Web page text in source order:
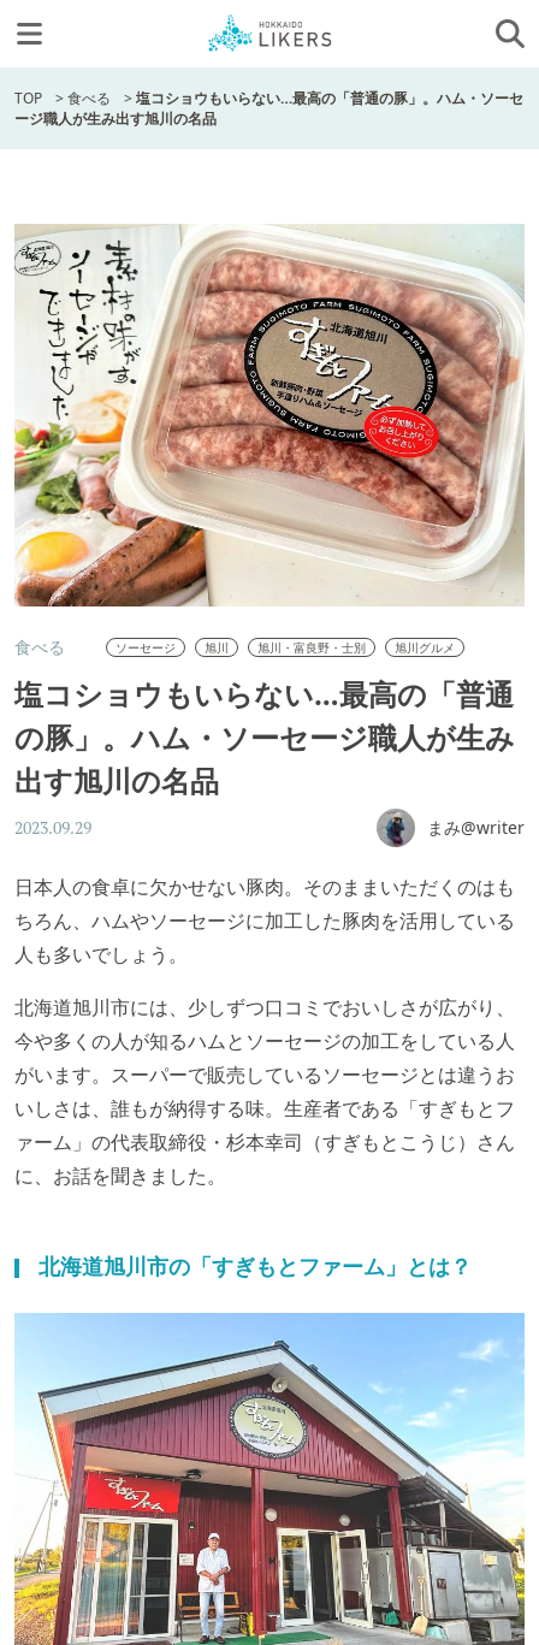
TOP >食べる >塩コショウもいらない…最高の「普通の豚」。ハム・ソーセ
ージ職人が生み出す旭川の名品
食べる ソーセージ 旭川 旭川・富良野・士別 旭川グルメ
塩コショウもいらない…最高の「普通
の豚」。ハム・ソーセージ職人が生み
出す旭川の名品
2023.09.29 まみ@writer
日本人の食卓に欠かせない豚肉。そのままいただくのはも
ちろん、ハムやソーセージに加工した豚肉を活用している
人も多いでしょう。
北海道旭川市には、少しずつ口コミでおいしさが広がり、
今や多くの人が知るハムとソーセージの加工をしている人
がいます。スーパーで販売しているソーセージとは違うお
いしさは、誰もが納得する味。生産者である「すぎもとフ
ァーム」の代表取締役・杉本幸司（すぎもとこうじ）さん
に、お話を聞きました。
北海道旭川市の「すぎもとファーム」とは？